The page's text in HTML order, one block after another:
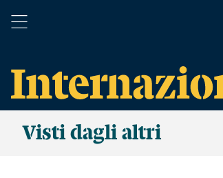
Visti dagli altri